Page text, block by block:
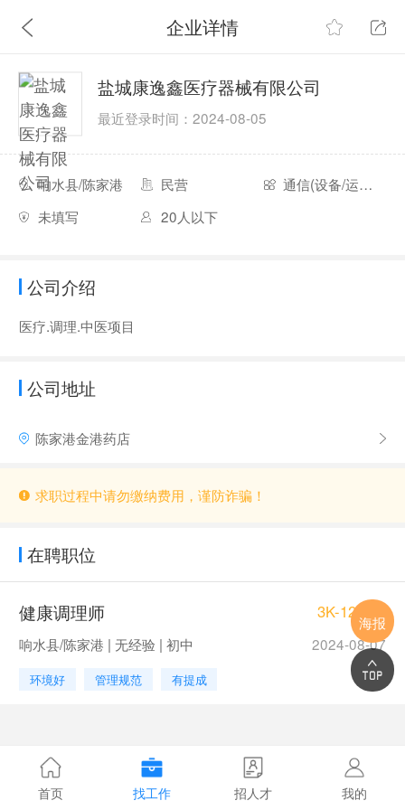
企业详情
盐城康逸鑫医疗器械有限公司
最近登录时间：2024-08-05
响水县/陈家港 民营
通信(设备/运营/服务)
未填写
20人以下
公司介绍
医疗.调理.中医项目
公司地址
陈家港金港药店
求职过程中请勿缴纳费用，谨防诈骗！
在聘职位
健康调理师 3K-12K/月
响水县/陈家港 | 无经验 | 初中 2024-08-07
环境好 管理规范 有提成
海报
首页 找工作 招人才 我的